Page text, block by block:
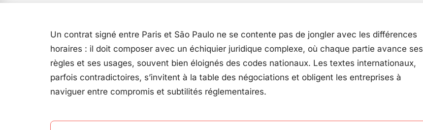
Un contrat signé entre Paris et São Paulo ne se contente pas de jongler avec les différences
horaires : il doit composer avec un échiquier juridique complexe, où chaque partie avance ses
règles et ses usages, souvent bien éloignés des codes nationaux. Les textes internationaux,
parfois contradictoires, s’invitent à la table des négociations et obligent les entreprises à
naviguer entre compromis et subtilités réglementaires.